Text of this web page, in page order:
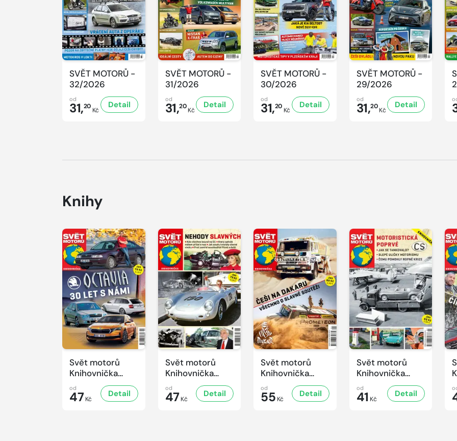
SVĚT MOTORŮ -
32/2026
od
31,20 Kč
Detail
SVĚT MOTORŮ -
31/2026
od
31,20Kč
Detail
SVĚT MOTORŮ -
30/2026
od
31,20 Kč
Detail
SVĚT MOTORŮ -
29/2026
od
31,20Kč
Detail
Knihy
Svět motorů
Knihovnička
2/2026
od
47 Kč
Detail
Svět motorů
Knihovnička
1/2026
od
47 Kč
Detail
Svět motorů
Knihovnička
4/2025
od
55 Kč
Detail
Svět motorů
Knihovnička
3/2025
od
41 Kč
Detail